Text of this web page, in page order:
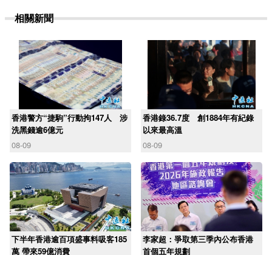
相關新聞
香港警方“捷駒”行動拘147人 涉
洗黑錢逾6億元
08-09
香港錄36.7度 創1884年有紀錄
以來最高溫
08-09
下半年香港逾百項盛事料吸客185
萬 帶來59億消費
李家超：爭取第三季內公布香港
首個五年規劃